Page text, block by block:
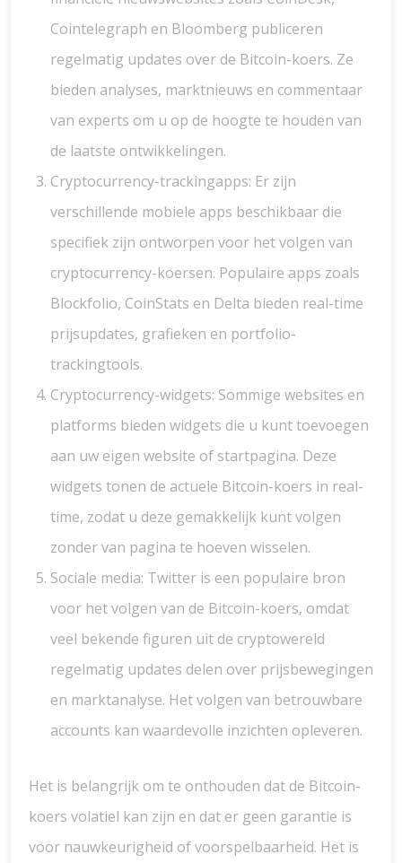
Cointelegraph en Bloomberg publiceren
regelmatig updates over de Bitcoin-koers. Ze
bieden analyses, marktnieuws en commentaar
van experts om u op de hoogte te houden van
de laatste ontwikkelingen.
Cryptocurrency-trackingapps: Er zijn
verschillende mobiele apps beschikbaar die
specifiek zijn ontworpen voor het volgen van
cryptocurrency-koersen. Populaire apps zoals
Blockfolio, CoinStats en Delta bieden real-time
prijsupdates, grafieken en portfolio-
trackingtools.
Cryptocurrency-widgets: Sommige websites en
platforms bieden widgets die u kunt toevoegen
aan uw eigen website of startpagina. Deze
widgets tonen de actuele Bitcoin-koers in real-
time, zodat u deze gemakkelijk kunt volgen
zonder van pagina te hoeven wisselen.
Sociale media: Twitter is een populaire bron
voor het volgen van de Bitcoin-koers, omdat
veel bekende figuren uit de cryptowereld
regelmatig updates delen over prijsbewegingen
en marktanalyse. Het volgen van betrouwbare
accounts kan waardevolle inzichten opleveren.
Het is belangrijk om te onthouden dat de Bitcoin-
koers volatiel kan zijn en dat er geen garantie is
voor nauwkeurigheid of voorspelbaarheid. Het is